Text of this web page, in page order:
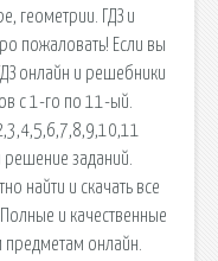
геометрии. ГДЗ и
пожаловать! Если вы
онлайн и решебники
с 1-го по 11-ый.
заданий.
найти и скачать все
и качественные
онлайн.